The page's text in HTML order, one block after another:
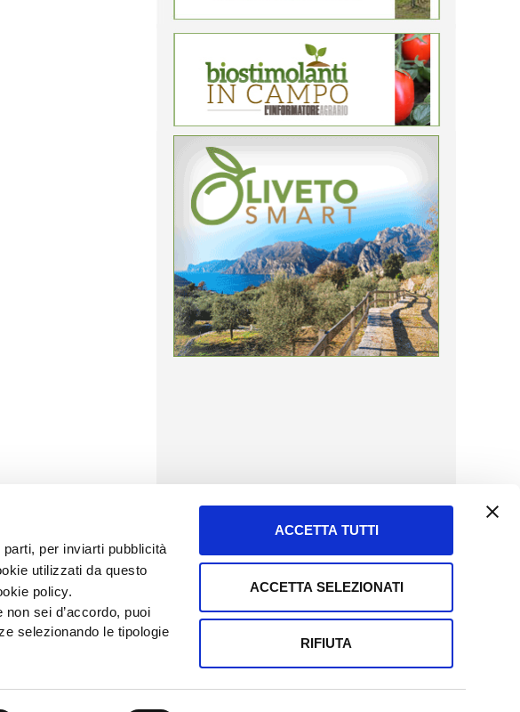
per inviarti pubblicità
utilizzati da questo
policy.
sei d’accordo, puoi
selezionando le tipologie
ACCETTA TUTTI
ACCETTA SELEZIONATI
RIFIUTA
PUBBLICITÀ
Tel + 39.045.8057523
pubblicita@informatoreagrario.it
Tel + 39.045.8009480
clienti@informatoreagrario.it